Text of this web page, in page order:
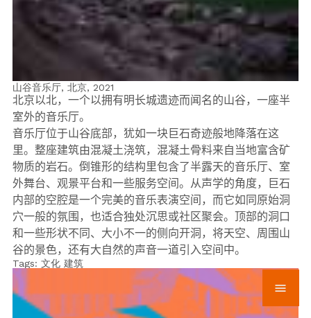
山谷音乐厅, 北京, 2021
北京以北，一个以拥有明长城遗迹而闻名的山谷，一座半
室外的音乐厅。
音乐厅位于山谷底部，犹如一块巨石奇迹般地降落在这
里。整座建筑由混凝土浇筑，混凝土骨料来自当地富含矿
物质的岩石。倒锥形的结构里包含了半露天的音乐厅、室
外舞台、观景平台和一些服务空间。从声学的角度，巨石
内部的空腔是一个完美的音乐表演空间，而它如同原始洞
穴一般的氛围，也适合独处沉思或社区聚会。顶部的洞口
和一些形状不同、大小不一的侧向开洞，将天空、周围山
谷的景色，还有大自然的声音一道引入空间中。
Tags: 文化 建筑
menu